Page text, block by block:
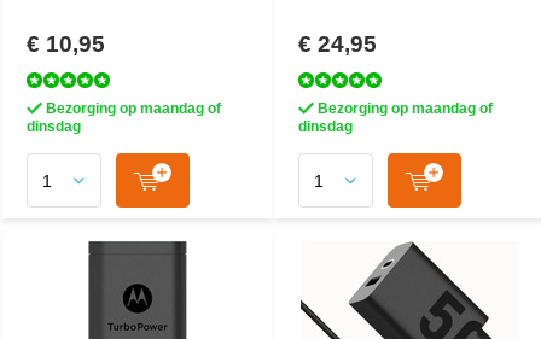
€ 10,95
Bezorging op maandag of
dinsdag
€ 24,95
Bezorging op maandag of
dinsdag